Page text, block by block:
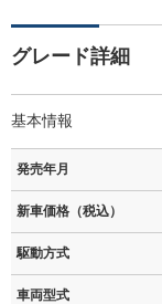
グレード詳細
基本情報
発売年月
新車価格（税込）
駆動方式
車両型式